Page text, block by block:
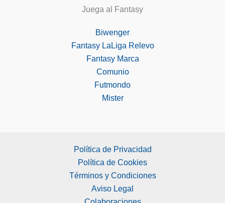
Juega al Fantasy
Biwenger
Fantasy LaLiga Relevo
Fantasy Marca
Comunio
Futmondo
Mister
Política de Privacidad
Política de Cookies
Términos y Condiciones
Aviso Legal